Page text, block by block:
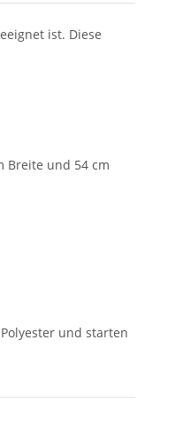
ist. Diese
Breite und 54 cm
und starten